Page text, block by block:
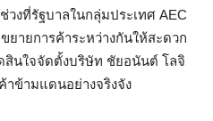
วงที่รัฐบาลในกลุ่มประเทศ AEC
ายการค้าระหว่างกันให้สะดวก
นใจจัดตั้งบริษัท ชัยอนันต์ โลจิ
าข้ามแดนอย่างจริงจัง